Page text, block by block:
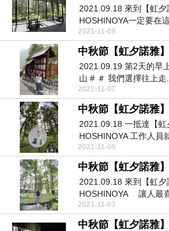
2021.09.18 來到【虹
HOSHINOYA一定要在
2021-11-09
2021.09.19 第2天的早
山 # ＃ 我們選擇往上走...
2021-11-07
2021.09.18 一抵達【
HOSHINOYA 工作人員
2021-11-05
2021.09.18 來到【虹
HOSHINOYA 讓人最
2021-11-03